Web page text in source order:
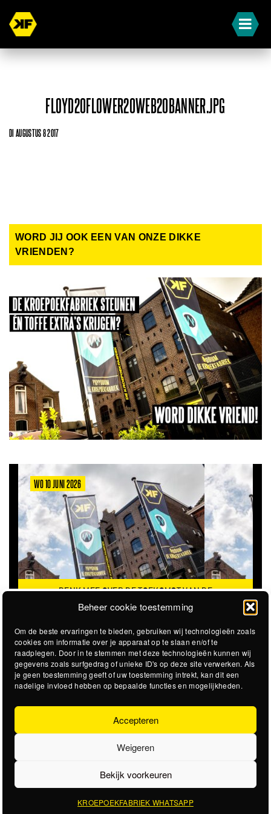
Beheer cookie toestemming
Om de beste ervaringen te bieden, gebruiken wij technologieën zoals
cookies om informatie over je apparaat op te slaan en/of te
raadplegen. Door in te stemmen met deze technologieën kunnen wij
gegevens zoals surfgedrag of unieke ID's op deze site verwerken. Als
je geen toestemming geeft of uw toestemming intrekt, kan dit een
nadelige invloed hebben op bepaalde functies en mogelijkheden.
Accepteren
Weigeren
Bekijk voorkeuren
KROEPOEKFABRIEK WHATSAPP
FLOYD20FLOWER20WEB20BANNER.JPG
DI AUGUSTUS 8 2017
WORD JIJ OOK EEN VAN ONZE DIKKE
VRIENDEN?
WO 10 JUNI 2026
DENK MEE OVER DE TOEKOMST VAN DE
KROEPOEKFABRIEK